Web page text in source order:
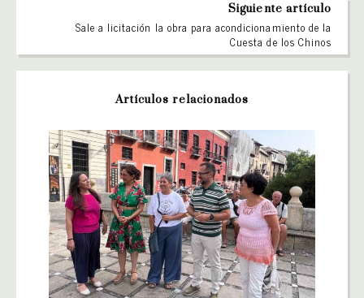
Siguiente artículo
Sale a licitación la obra para acondicionamiento de la
Cuesta de los Chinos
Artículos relacionados